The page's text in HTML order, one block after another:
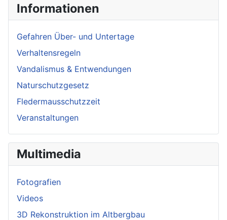
Informationen
Gefahren Über- und Untertage
Verhaltensregeln
Vandalismus & Entwendungen
Naturschutzgesetz
Fledermausschutzzeit
Veranstaltungen
Multimedia
Fotografien
Videos
3D Rekonstruktion im Altbergbau